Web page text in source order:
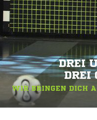
DREI
DREI
WIR BRINGEN DICH